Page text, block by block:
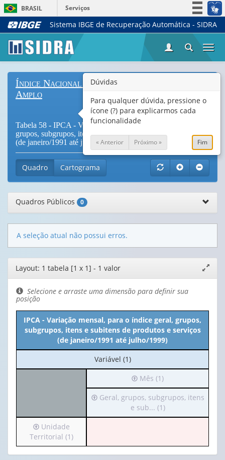
BRASIL
Serviços
Simplifique!
Acesso à informação
Sistema IBGE de Recuperação Automática - SIDRA
Índice Nacional de Preços ao Consumidor
Amplo
Tabela 58 - IPCA - Variação mensal, para o índice geral,
grupos, subgrupos, itens e subitens de produtos e serviços
(de janeiro/1991 até julho/1999) (Vide Notas)
Quadro Cartograma
Quadros Públicos 0
A seleção atual não possui erros.
Editor
de
layout
janela
Layout: 1 tabela [1 x 1] - 1 valor
Selecione e arraste uma dimensão para definir sua
posição
IPCA - Variação mensal, para o índice geral, grupos,
subgrupos, itens e subitens de produtos e serviços
(de janeiro/1991 até julho/1999)
No
cabeçalho:
(1)
Variável (1)
Irá
para
o
cabeçalho
(possui
valor):
Mês (1)
Irá
o
apenas
1
Geral, grupos, subgrupos, itens
e sub... (1)
Irá
para
o
cabeçalho
Unidade
Territorial (1)
Dúvidas
Para qualquer dúvida, pressione o
ícone (?) para explicarmos cada
funcionalidade
« Anterior Próximo » Fim